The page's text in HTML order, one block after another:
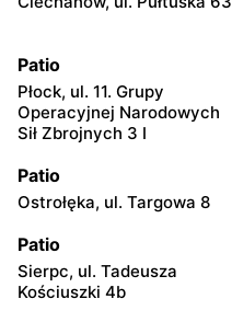
Patio
Płock, ul. 11. Grupy
Operacyjnej Narodowych
Sił Zbrojnych 3 I
Patio
Ostrołęka, ul. Targowa 8
Patio
Sierpc, ul. Tadeusza
Kościuszki 4b